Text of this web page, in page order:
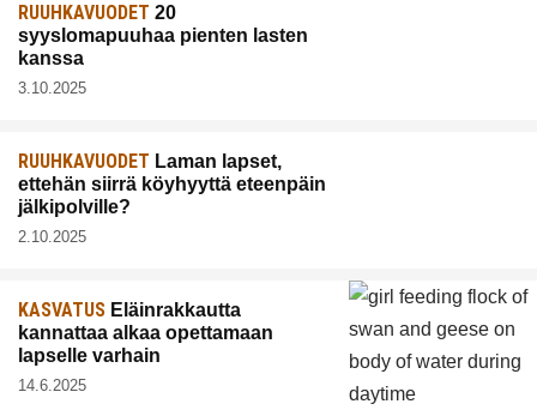
RUUHKAVUODET 20
syyslomapuuhaa pienten lasten
kanssa
3.10.2025
RUUHKAVUODET Laman lapset,
ettehän siirrä köyhyyttä eteenpäin
jälkipolville?
2.10.2025
KASVATUS Eläinrakkautta
kannattaa alkaa opettamaan
lapselle varhain
14.6.2025